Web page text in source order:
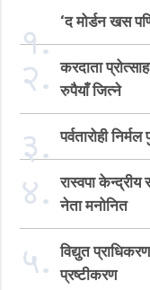
१. ‘द मोर्डन खस
२.
करदाता
रुपैयाँ जित्ने
३. पर्वतारोही
४.
रास्वपा केन्द्रीय
नेता मनोनित
५.
विद्युत
प्रष्टीकरण